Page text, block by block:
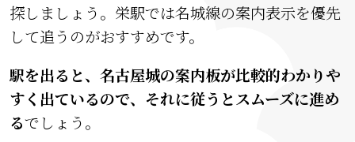
探しましょう。栄駅では名城線の案内表示を優先
して追うのがおすすめです。
駅を出ると、名古屋城の案内板が比較的わかりや
すく出ているので、それに従うとスムーズに進め
るでしょう。